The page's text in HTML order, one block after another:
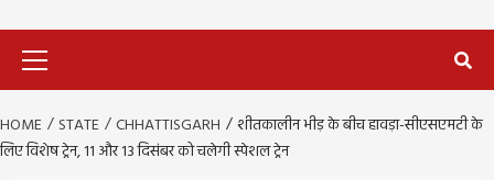
HOME STATE CHHATTISGARH
शीतकालीन भीड़ के बीच हावड़ा-सीएसएमटी के
लिए विशेष ट्रेन, 11 और 13 दिसंबर को चलेगी स्पेशल ट्रेन